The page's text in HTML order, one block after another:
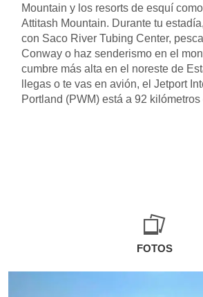
Mountain y los resorts de esquí
Attitash Mountain. Durante tu
con Saco River Tubing Center,
Conway o haz senderismo en el
cumbre más alta en el noreste de
llegas o te vas en avión, el Jetport
Portland (PWM) está a 92
FOTOS